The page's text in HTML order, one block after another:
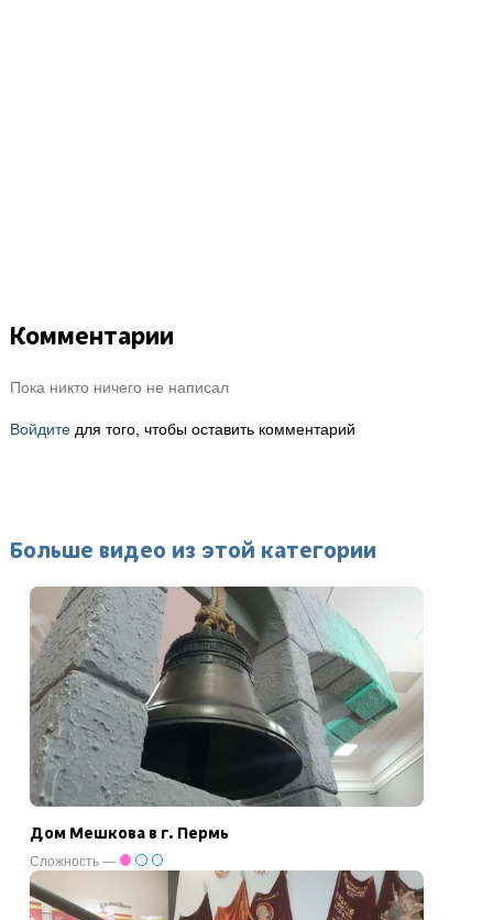
Комментарии
Пока никто ничего не написал
Войдитедля того, чтобы оставить комментарий
Больше видео из этой категории
Дом Мешкова в г. Пермь
Сложность —